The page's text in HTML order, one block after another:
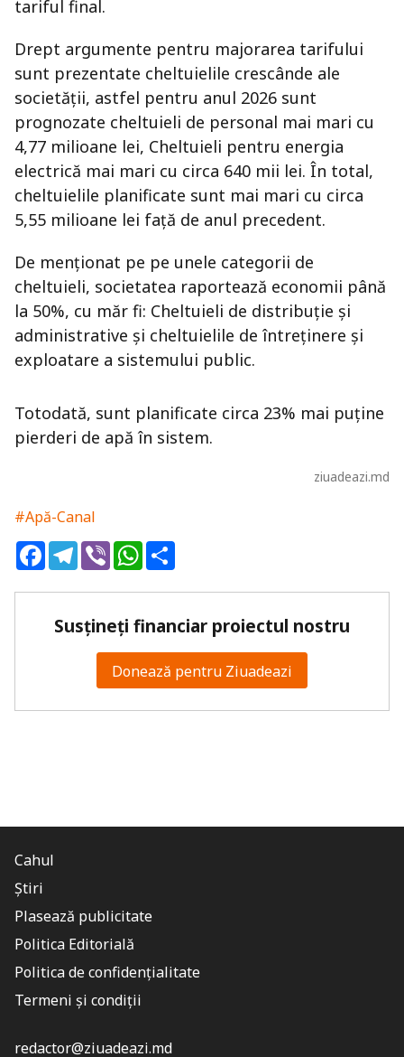
tariful final.
Drept argumente pentru majorarea tarifului
sunt prezentate cheltuielile crescânde ale
societății, astfel pentru anul 2026 sunt
prognozate cheltuieli de personal mai mari cu
4,77 milioane lei, Cheltuieli pentru energia
electrică mai mari cu circa 640 mii lei. În total,
cheltuielile planificate sunt mai mari cu circa
5,55 milioane lei față de anul precedent.
De menționat pe pe unele categorii de
cheltuieli, societatea raportează economii până
la 50%, cu măr fi: Cheltuieli de distribuție și
administrative și cheltuielile de întreținere și
exploatare a sistemului public.
Totodată, sunt planificate circa 23% mai puține
pierderi de apă în sistem.
ziuadeazi.md
#Apă-Canal
FacebookTelegram
ViberWhatsApp
Susțineți financiar proiectul nostru
Donează pentru Ziuadeazi
Cahul
Știri
Plasează publicitate
Politica Editorială
Politica de confidențialitate
Termeni și condiții
redactor@ziuadeazi.md